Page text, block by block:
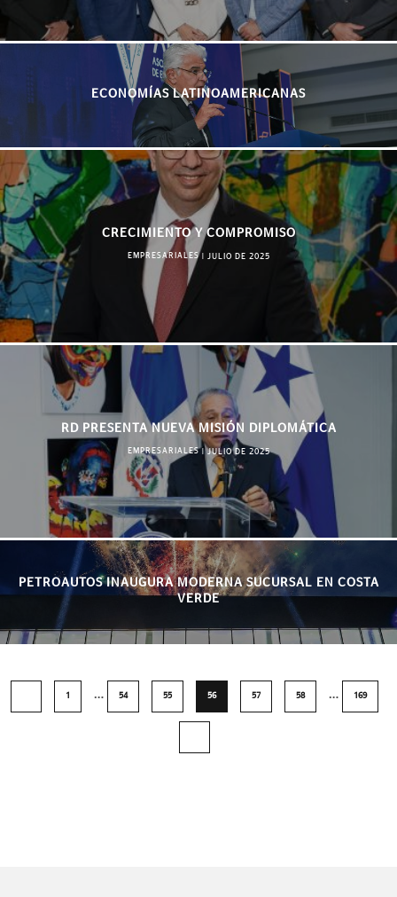
ECONOMÍAS LATINOAMERICANAS
CRECIMIENTO Y COMPROMISO
EMPRESARIALES| JULIO DE 2025
RD PRESENTA NUEVA MISIÓN DIPLOMÁTICA
EMPRESARIALES|JULIO DE 2025
PETROAUTOS INAUGURA MODERNA SUCURSAL EN COSTA
VERDE
1 … 54 55 56 57 58 … 169